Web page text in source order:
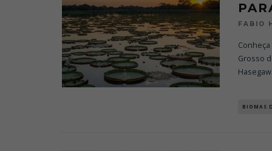
FABIO
Grosso
BIOMAS